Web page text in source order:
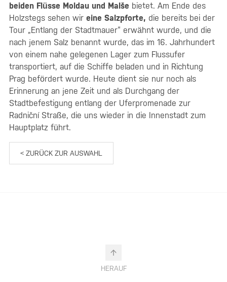
beiden Flüsse Moldau und Malše bietet. Am Ende des
Holzstegs sehen wir eine Salzpforte, die bereits bei der
Tour „Entlang der Stadtmauer“ erwähnt wurde, und die
nach jenem Salz benannt wurde, das im 16. Jahrhundert
von einem nahe gelegenen Lager zum Flussufer
transportiert, auf die Schiffe beladen und in Richtung
Prag befördert wurde. Heute dient sie nur noch als
Erinnerung an jene Zeit und als Durchgang der
Stadtbefestigung entlang der Uferpromenade zur
Radniční Straße, die uns wieder in die Innenstadt zum
Hauptplatz führt.
< ZURÜCK ZUR AUSWAHL
HERAUF